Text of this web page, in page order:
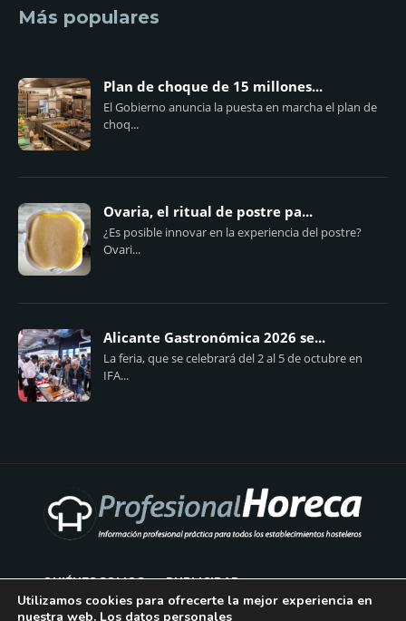
Más populares
Plan de choque de 15 millones...
El Gobierno anuncia la puesta en marcha el plan de
choq...
Ovaria, el ritual de postre pa...
¿Es posible innovar en la experiencia del postre?
Ovari...
Alicante Gastronómica 2026 se...
La feria, que se celebrará del 2 al 5 de octubre en
IFA...
QUIÉNES SOMOS PUBLICIDAD
AVISO LEGAL
Utilizamos cookies para ofrecerte la mejor experiencia en
nuestra web. Los datos personales